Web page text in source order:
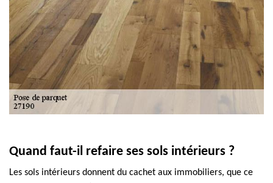
Quand faut-il refaire ses sols intérieurs ?
Les sols intérieurs donnent du cachet aux immobiliers, que ce